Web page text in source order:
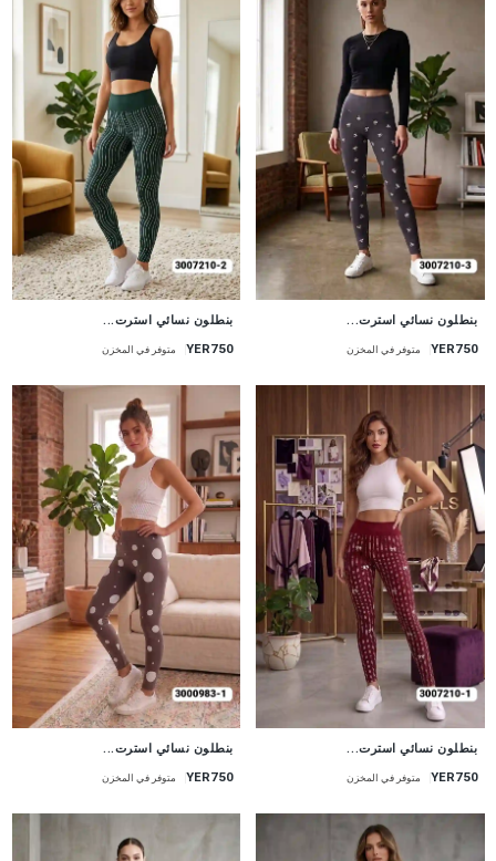
بنطلون نسائي استرت...
YER750 متوفر في المخزن
بنطلون نسائي استرت...
YER750 متوفر في المخزن
بنطلون نسائي استرت...
YER750 متوفر في المخزن
بنطلون نسائي استرت...
YER750 متوفر في المخزن